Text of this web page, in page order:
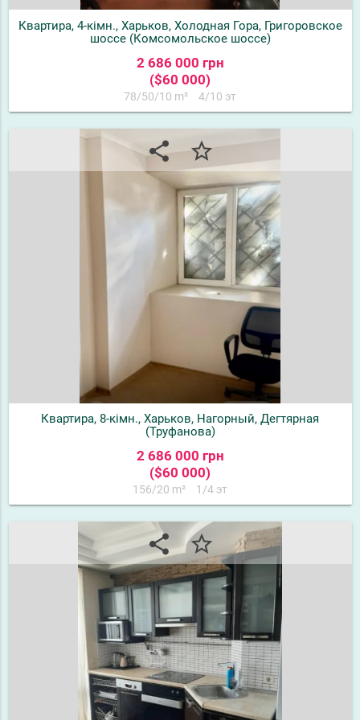
Квартира, 4-кімн., Харьков, Холодная Гора, Григоровское
шоссе (Комсомольское шоссе)
2 686 000 грн
($60 000)
78/50/10 m² 4/10 эт
share star_border
Квартира, 8-кімн., Харьков, Нагорный, Дегтярная
(Труфанова)
2 686 000 грн
($60 000)
156/20 m² 1/4 эт
share star_border